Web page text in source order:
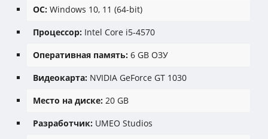
ОС: Windows 10, 11 (64-bit)
Процессор: Intel Core i5-4570
Оперативная память: 6 GB ОЗУ
Видеокарта: NVIDIA GeForce GT 1030
Место на диске: 20 GB
Разработчик: UMEO Studios